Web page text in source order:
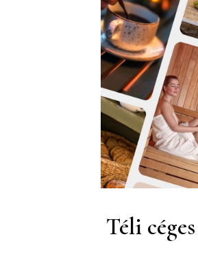
Téli